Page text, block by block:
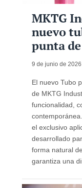
MKTG
nuevo
punta
9 de junio de 2026
El nuevo Tubo
de MKTG
funcionalidad,
el exclusivo
desarrollado
forma natural
garantiza una